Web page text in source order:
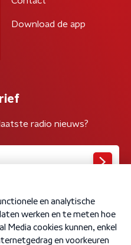
Download de app
radio nieuws?